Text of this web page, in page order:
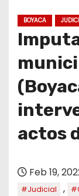
BOYACA
actos
Feb 19,
#Judicial ,